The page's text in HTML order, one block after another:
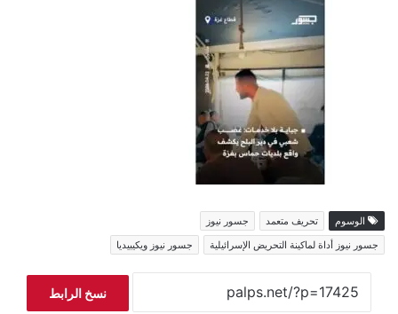
الوسوم تحريف متعمد
جسور نيوز
جسور نيوز أداة لماكينة التحريض الإسرائيلية
جسور نيوز ويكيبيديا
نسخ الرابط